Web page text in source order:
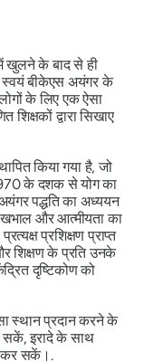
खुलने के बाद से ही
स्वयं बीकेएस अयंगर के
के लिए एक ऐसा
शिक्षकों द्वारा सिखाए
किया गया है, जो
के दशक से योग का
पद्धति का अध्ययन
और आत्मीयता का
प्रशिक्षण प्राप्त
शिक्षण के प्रति उनके
दृष्टिकोण को
स्थान प्रदान करने के
इरादे के साथ
कर सकें।.